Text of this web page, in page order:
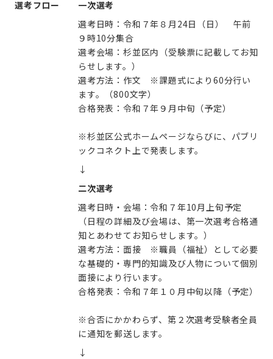
選考フロー
一次選考
選考日時：令和７年８月24日（日） 午前
９時10分集合
選考会場：杉並区内（受験票に記載してお知
らせします。）
選考方法：作文 ※課題式により60分行い
ます。（800文字）
合格発表：令和７年９月中旬（予定）
※杉並区公式ホームページならびに、パブリ
ックコネクト上で発表します。
↓
二次選考
選考日時・会場：令和７年10月上旬予定
（日程の詳細及び会場は、第一次選考合格通
知とあわせてお知らせします。）
選考方法：面接 ※職員（福祉）として必要
な基礎的・専門的知識及び人物について個別
面接により行います。
合格発表：令和７年１０月中旬以降（予定）
※合否にかかわらず、第２次選考受験者全員
に通知を郵送します。
↓